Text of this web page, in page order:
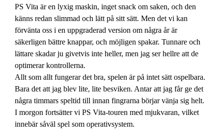
PS Vita är en lyxig maskin, inget snack om saken, och den
känns redan slimmad och lätt på sitt sätt. Men det vi kan
förvänta oss i en uppgraderad version om några år är
säkerligen bättre knappar, och möjligen spakar. Tunnare och
lättare skadar ju givetvis inte heller, men jag ser hellre att de
optimerar kontrollerna.
Allt som allt fungerar det bra, spelen är på intet sätt ospelbara.
Bara det att jag blev lite, lite besviken. Antar att jag får ge det
några timmars speltid till innan fingrarna börjar vänja sig helt.
I morgon fortsätter vi PS Vita-touren med mjukvaran, vilket
innebär såväl spel som operativsystem.